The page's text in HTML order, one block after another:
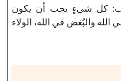
كل شيءٍ يجب أن يكون
والبُغض في الله، الولاء